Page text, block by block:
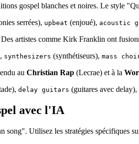
gospel blanches et noires. Le style
serrées), upbeat (enjoué), acoustic
Des artistes comme Kirk Franklin ont
synthesizers (synthétiseurs), mass
au Christian Rap (Lecrae) et à la
delay guitars (guitares avec delay),
avec l'IA
Utilisez les stratégies spécifiques